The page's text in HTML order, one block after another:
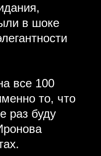
в шоке
все 100
то, что
раз буду